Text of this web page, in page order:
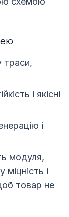
траси,
і якісні
і
модуля,
міцність і
товар не